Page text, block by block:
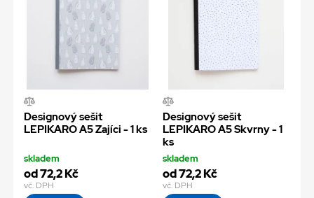
Designový sešit
LEPIKARO A5 Zajíci - 1 ks
skladem
od 72,2 Kč
vč. DPH
Designový sešit
LEPIKARO A5 Skvrny - 1
ks
skladem
od 72,2 Kč
vč. DPH